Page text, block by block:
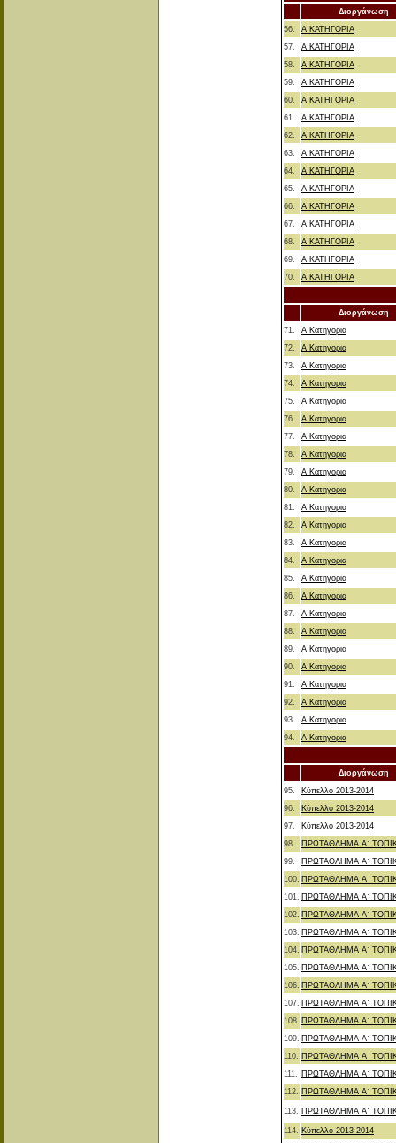
Διοργάνωση
56.
Α΄ΚΑΤΗΓΟΡΙΑ
57.
Α΄ΚΑΤΗΓΟΡΙΑ
58.
Α΄ΚΑΤΗΓΟΡΙΑ
59.
Α΄ΚΑΤΗΓΟΡΙΑ
60.
Α΄ΚΑΤΗΓΟΡΙΑ
61.
Α΄ΚΑΤΗΓΟΡΙΑ
62.
Α΄ΚΑΤΗΓΟΡΙΑ
63.
Α΄ΚΑΤΗΓΟΡΙΑ
64.
Α΄ΚΑΤΗΓΟΡΙΑ
65.
Α΄ΚΑΤΗΓΟΡΙΑ
66.
Α΄ΚΑΤΗΓΟΡΙΑ
67.
Α΄ΚΑΤΗΓΟΡΙΑ
68.
Α΄ΚΑΤΗΓΟΡΙΑ
69.
Α΄ΚΑΤΗΓΟΡΙΑ
70.
Α΄ΚΑΤΗΓΟΡΙΑ
Διοργάνωση
71.
Α Κατηγορια
72.
Α Κατηγορια
73.
Α Κατηγορια
74.
Α Κατηγορια
75.
Α Κατηγορια
76.
Α Κατηγορια
77.
Α Κατηγορια
78.
Α Κατηγορια
79.
Α Κατηγορια
80.
Α Κατηγορια
81.
Α Κατηγορια
82.
Α Κατηγορια
83.
Α Κατηγορια
84.
Α Κατηγορια
85.
Α Κατηγορια
86.
Α Κατηγορια
87.
Α Κατηγορια
88.
Α Κατηγορια
89.
Α Κατηγορια
90.
Α Κατηγορια
91.
Α Κατηγορια
92.
Α Κατηγορια
93.
Α Κατηγορια
94.
Α Κατηγορια
Διοργάνωση
95.
Κύπελλο 2013-2014
96.
Κύπελλο 2013-2014
97.
Κύπελλο 2013-2014
98.
ΠΡΩΤΑΘΛΗΜΑ Α΄
99.
ΠΡΩΤΑΘΛΗΜΑ Α΄
100. ΠΡΩΤΑΘΛΗΜΑ Α΄
101. ΠΡΩΤΑΘΛΗΜΑ Α΄
102. ΠΡΩΤΑΘΛΗΜΑ Α΄
103. ΠΡΩΤΑΘΛΗΜΑ Α΄
104. ΠΡΩΤΑΘΛΗΜΑ Α΄
105. ΠΡΩΤΑΘΛΗΜΑ Α΄
106. ΠΡΩΤΑΘΛΗΜΑ Α΄
107. ΠΡΩΤΑΘΛΗΜΑ Α΄
108. ΠΡΩΤΑΘΛΗΜΑ Α΄
109. ΠΡΩΤΑΘΛΗΜΑ Α΄
110. ΠΡΩΤΑΘΛΗΜΑ Α΄
111. ΠΡΩΤΑΘΛΗΜΑ Α΄
112. ΠΡΩΤΑΘΛΗΜΑ Α΄
113. ΠΡΩΤΑΘΛΗΜΑ Α΄
114. Κύπελλο 2013-2014